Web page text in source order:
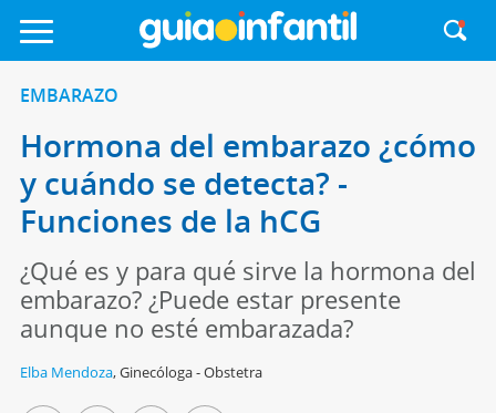
EMBARAZO
Hormona del embarazo ¿cómo
y cuándo se detecta? -
Funciones de la hCG
¿Qué es y para qué sirve la hormona del
embarazo? ¿Puede estar presente
aunque no esté embarazada?
Elba Mendoza,Ginecóloga - Obstetra